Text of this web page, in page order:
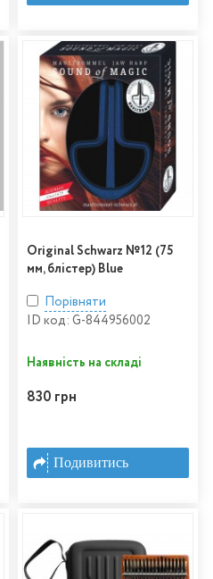
Original Schwarz №12 (75
мм, блістер) Blue
Порівняти
ID код: G-844956002
Наявність на складі
830 грн
Подивитись